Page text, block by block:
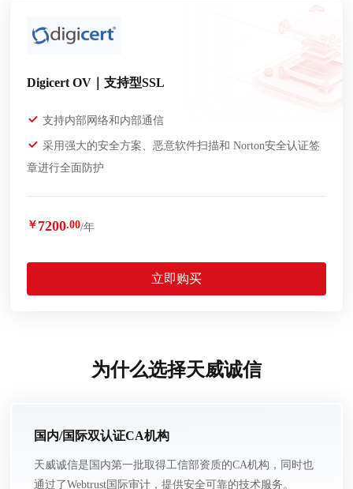
Digicert OV｜支持型SSL
支持内部网络和内部通信
采用强大的安全方案、恶意软件扫描和 Norton安全认证签
章进行全面防护
￥ 7200.00/年
立即购买
为什么选择天威诚信
国内/国际双认证CA机构
天威诚信是国内第一批取得工信部资质的CA机构，同时也
通过了Webtrust国际审计，提供安全可靠的技术服务。